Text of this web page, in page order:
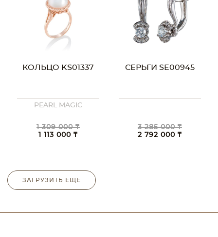
КОЛЬЦО KS01337
PEARL MAGIC
1 309 000 ₸
1 113 000 ₸
СЕРЬГИ SE00945
3 285 000 ₸
2 792 000 ₸
ЗАГРУЗИТЬ ЕЩЕ